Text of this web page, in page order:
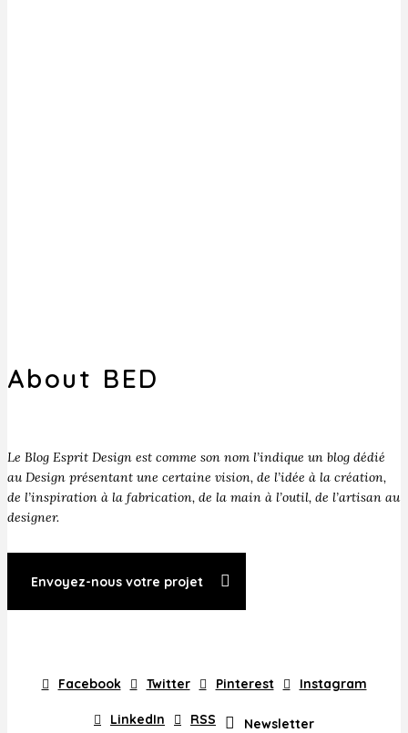
About BED
Le Blog Esprit Design est comme son nom l’indique un blog dédié
au Design présentant une certaine vision, de l’idée à la création,
de l’inspiration à la fabrication, de la main à l’outil, de l’artisan au
designer.
Envoyez-nous votre projet
Facebook Twitter Pinterest Instagram
LinkedIn RSS Newsletter